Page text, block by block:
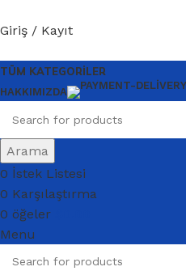
Giriş / Kayıt
TÜM KATEGORILER
HAKKIMIZDA
Arama
0 İstek Listesi
0 Karşılaştırma
0 öğeler
Menu